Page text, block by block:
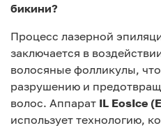
бикини?
Процесс лазерной
заключается в
волосяные фолликулы,
разрушению и
волос. Аппарат IL EosIce
использует технологию,